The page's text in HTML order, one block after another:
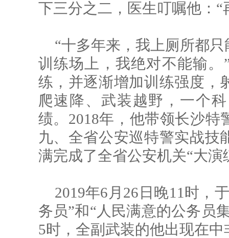
下三分之二，医生叮嘱他：“
“十多年来，我上厕所都
训练场上，我绝对不能输
练，并逐渐增加训练强度，
爬速降、武装越野，一个
绩。2018年，他带领长沙
九、全省公安巡特警实战技
满完成了全省公安机关“大演
2019年6月26日晚11时，
务员”和“人民满意的公务员
5时，全副武装的他出现在